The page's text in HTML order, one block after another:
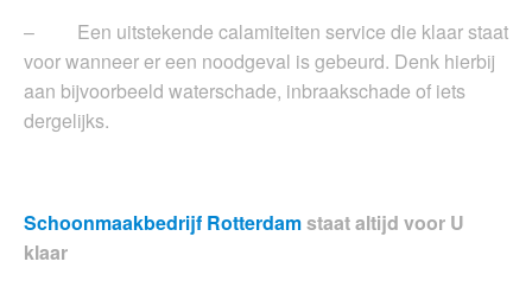
– Een uitstekende calamiteiten service die klaar staat
voor wanneer er een noodgeval is gebeurd. Denk hierbij
aan bijvoorbeeld waterschade, inbraakschade of iets
dergelijks.
Schoonmaakbedrijf Rotterdamstaat altijd voor U
klaar